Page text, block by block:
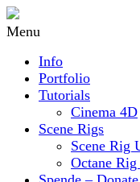
Menu
Info
Portfolio
Tutorials
Cinema 4D
Scene Rigs
Scene Rig
Octane Rig